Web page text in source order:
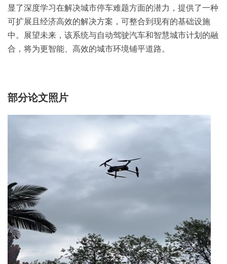
显了深度学习在解决城市停车难题方面的潜力，提供了一种
可扩展且经济高效的解决方案，可整合到现有的基础设施
中。展望未来，该系统与自动驾驶汽车和智慧城市计划的融
合，将为更智能、高效的城市环境铺平道路。
部分论文照片